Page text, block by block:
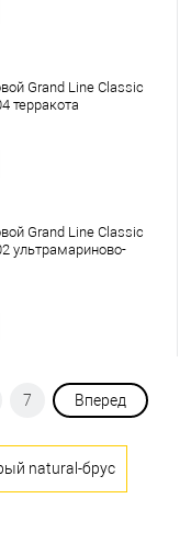
Grand Line Classic
терракота
Grand Line Classic
ультрамариново-
7 Вперед
natural-брус